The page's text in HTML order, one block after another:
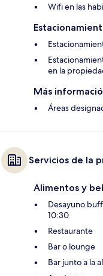
Wifi en las
en la
Más
Áreas
Servicios de la
Alimentos y
Desayuno
10:30
Restaurante
Bar o lounge
Bar junto a la